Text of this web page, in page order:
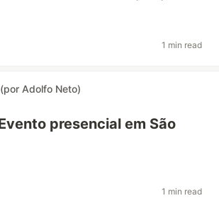
1 min read
Adolfo Neto)
presencial em São
1 min read